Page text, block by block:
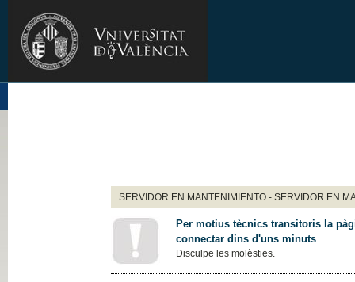
SERVIDOR EN MANTENIMIENTO - SERVIDOR EN
Per motius tècnics transitoris la
connectar dins d'uns minuts
Disculpe les molèsties.